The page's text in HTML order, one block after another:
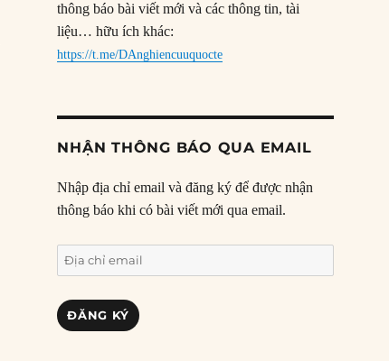
thông báo bài viết mới và các thông tin, tài
liệu… hữu ích khác:
https://t.me/DAnghiencuuquocte
NHẬN THÔNG BÁO QUA EMAIL
Nhập địa chỉ email và đăng ký để được nhận
thông báo khi có bài viết mới qua email.
Địa
chỉ
email
ĐĂNG KÝ